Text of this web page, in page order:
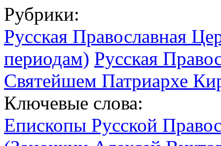
Рубрики:
Русская Православная
периодам) Русская
Святейшем Патриархе
Ключевые слова:
Епископы Русской